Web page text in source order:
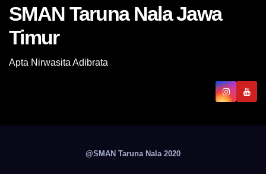
SMAN Taruna Nala Jawa
Timur
Apta Nirwasita Adibrata
@SMAN Taruna Nala 2020